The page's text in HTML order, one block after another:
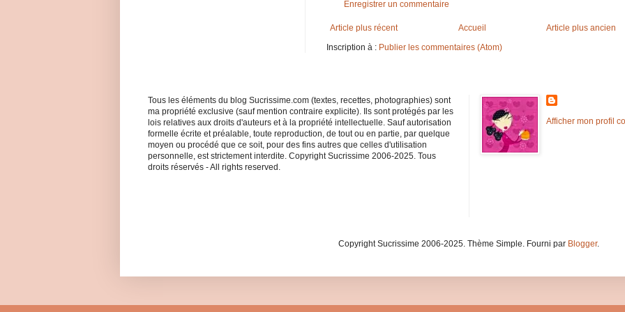
Enregistrer un commentaire
Article plus récent Article plus ancien
Accueil
Inscription à : Publier les commentaires (Atom)
Tous les éléments du blog Sucrissime.com (textes, recettes, photographies) sont
ma propriété exclusive (sauf mention contraire explicite). Ils sont protégés par les
lois relatives aux droits d'auteurs et à la propriété intellectuelle. Sauf autorisation
formelle écrite et préalable, toute reproduction, de tout ou en partie, par quelque
moyen ou procédé que ce soit, pour des fins autres que celles d'utilisation
personnelle, est strictement interdite. Copyright Sucrissime 2006-2025. Tous
droits réservés - All rights reserved.
Afficher mon profil
Copyright Sucrissime 2006-2025. Thème Simple. Fourni par Blogger.